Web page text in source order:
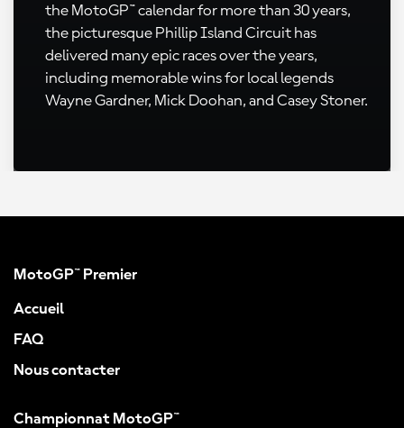
the MotoGP™ calendar for more than 30 years,
the picturesque Phillip Island Circuit has
delivered many epic races over the years,
including memorable wins for local legends
Wayne Gardner, Mick Doohan, and Casey Stoner.
MotoGP™ Premier
Accueil
FAQ
Nous contacter
Championnat MotoGP™